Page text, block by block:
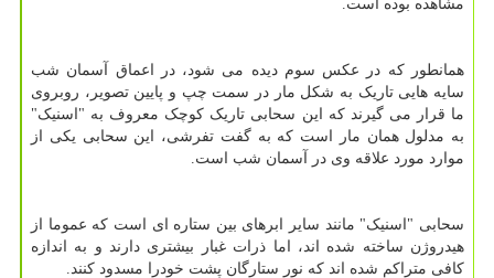
مشاهده بوده است.
همانطور که در عکس سوم دیده می شود، در اعماق آسمان شب
سایه هایی تاریک به شکل مار در سمت چپ و پایین تصویر، روبروی
ما قرار می گیرند که این سحابی تاریک کوچک معروف به "اسنیک"
به مدلول همان مار است که به گفت تفرشی، این سحابی یکی از
موارد مورد علاقه وی در آسمان شب است.
سحابی "اسنیک" مانند سایر ابرهای بین ستاره ای است که عموما از
هیدروژن ساخته شده اند، اما ذرات غبار بیشتری دارند و به اندازه
کافی متراکم شده اند که نور ستارگان پشت خودرا مسدود کنند.